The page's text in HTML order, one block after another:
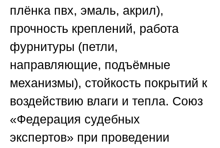
плёнка пвх, эмаль, акрил),
прочность креплений, работа
фурнитуры (петли,
направляющие, подъёмные
механизмы), стойкость покрытий к
воздействию влаги и тепла. Союз
«Федерация судебных
экспертов» при проведении